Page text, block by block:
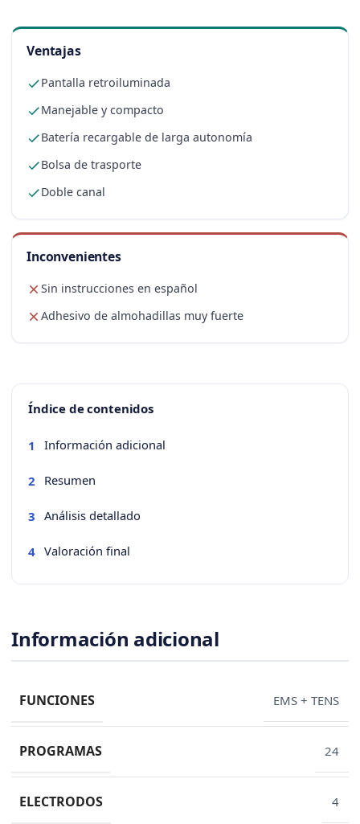
Ventajas
Pantalla retroiluminada
Manejable y compacto
Batería recargable de larga autonomía
Bolsa de trasporte
Doble canal
Inconvenientes
Sin instrucciones en español
Adhesivo de almohadillas muy fuerte
Índice de contenidos
1 Información adicional
2 Resumen
3 Análisis detallado
4 Valoración final
Información adicional
FUNCIONES EMS + TENS
PROGRAMAS 24
ELECTRODOS 4